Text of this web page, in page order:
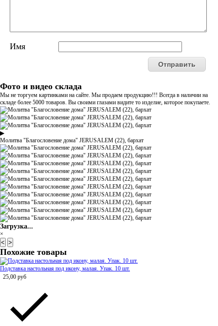
Имя
Фото и видео склада
Мы не торгуем картинками на сайте. Мы продаем продукцию!!! Всегда в наличии на
складе более 5000 товаров. Вы своими глазами видите то изделие, которое покупаете.
▶
Молитва "Благословение дома" JERUSALEM (22), бархат
Загрузка...
×
< >
Похожие товары
Подставка настольная под икону, малая. Упак. 10 шт.
25,00 руб